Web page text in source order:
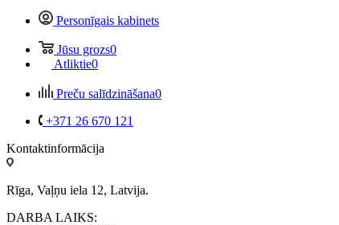
Personīgais kabinets
Jūsu grozs0
Atliktie0
Preču salīdzināšana0
+371 26 670 121
Kontaktinformācija
Rīga, Vaļņu iela 12, Latvija.
DARBA LAIKS: